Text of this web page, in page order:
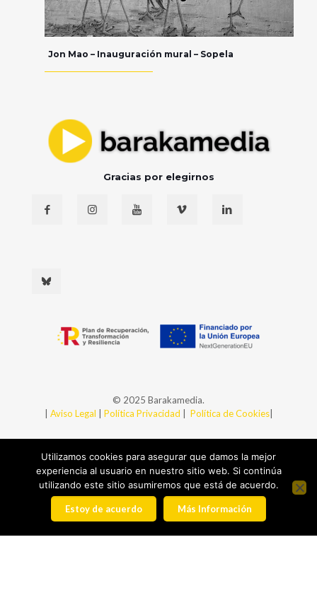
Jon Mao – Inauguración mural – Sopela
Gracias por elegirnos
© 2025 Barakamedia.
Aviso Legal Política Privacidad Política de Cookies|
Utilizamos cookies para asegurar que damos la mejor
experiencia al usuario en nuestro sitio web. Si continúa
utilizando este sitio asumiremos que está de acuerdo.
Estoy de acuerdo Más Información